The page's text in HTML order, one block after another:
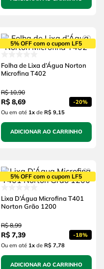
5% OFF com o cupom LF5
Folha de Lixa d’Água Norton
Microfina T402
R$ 10,90
R$ 8,69 -20%
Ou em até 1xde R$ 9,15
ADICIONAR AO CARRINHO
5% OFF com o cupom LF5
Lixa D’Água Microfina T401
Norton Grão 1200
R$ 8,99
R$ 7,39 -18%
Ou em até 1xde R$ 7,78
ADICIONAR AO CARRINHO